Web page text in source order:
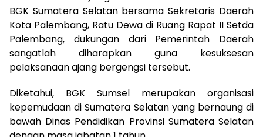
BGK Sumatera Selatan bersama Sekretaris Daerah
Kota Palembang, Ratu Dewa di Ruang Rapat II Setda
Palembang, dukungan dari Pemerintah Daerah
sangatlah diharapkan guna kesuksesan
pelaksanaan ajang bergengsi tersebut.
Diketahui, BGK Sumsel merupakan organisasi
kepemudaan di Sumatera Selatan yang bernaung di
bawah Dinas Pendidikan Provinsi Sumatera Selatan